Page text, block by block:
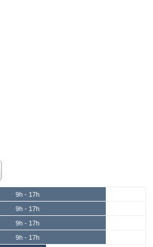
9h - 17h
9h - 17h
9h - 17h
9h - 17h